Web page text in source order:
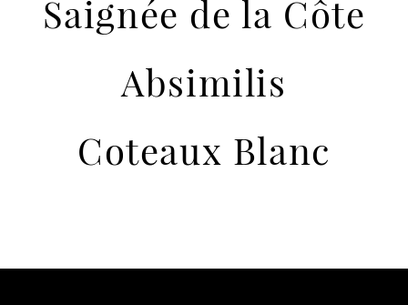
Saignée de la Côte
Absimilis
Coteaux Blanc